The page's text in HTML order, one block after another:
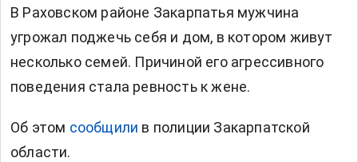
В Раховском районе Закарпатья мужчина
угрожал поджечь себя и дом, в котором живут
несколько семей. Причиной его агрессивного
поведения стала ревность к жене.
Об этом сообщили в полиции Закарпатской
области.